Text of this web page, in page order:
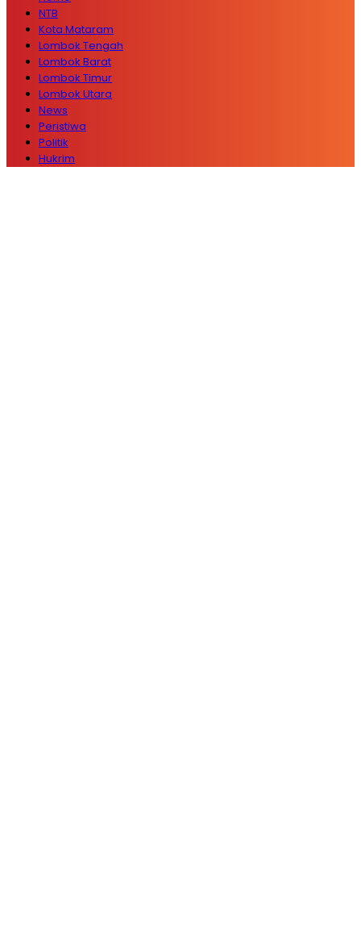
NTB
Kota Mataram
Lombok Tengah
Lombok Barat
Lombok Timur
Lombok Utara
News
Peristiwa
Politik
Hukrim